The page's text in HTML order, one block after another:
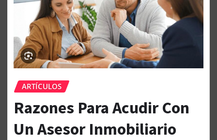
ARTÍCULOS
Razones Para Acudir Con
Un Asesor Inmobiliario